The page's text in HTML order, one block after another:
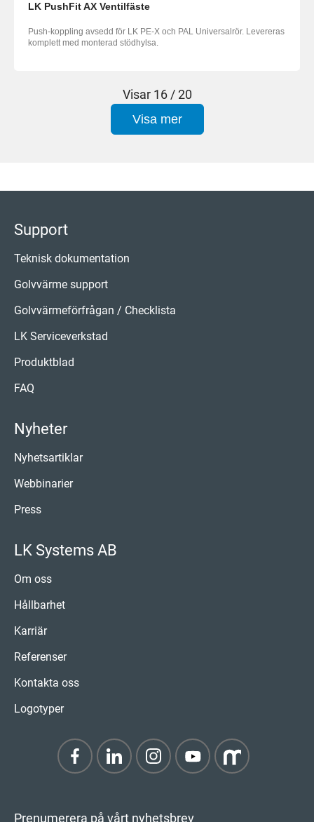
LK PushFit AX Ventilfäste
Push-koppling avsedd för LK PE-X och PAL Universalrör. Levereras
komplett med monterad stödhylsa.
Visar 16 / 20
Visa mer
Support
Teknisk dokumentation
Golvvärme support
Golvvärmeförfrågan / Checklista
LK Serviceverkstad
Produktblad
FAQ
Nyheter
Nyhetsartiklar
Webbinarier
Press
LK Systems AB
Om oss
Hållbarhet
Karriär
Referenser
Kontakta oss
Logotyper
Prenumerera på vårt nyhetsbrev